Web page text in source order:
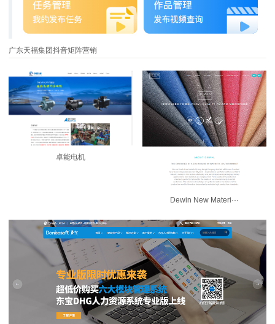
广东天福集团抖音矩阵营销
卓能电机
Dewin New Materi···